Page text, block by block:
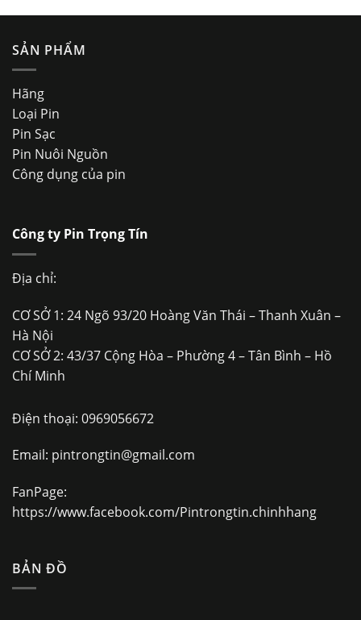
SẢN PHẨM
Hãng
Loại Pin
Pin Sạc
Pin Nuôi Nguồn
Công dụng của pin
Công ty Pin Trọng Tín
Địa chỉ:
CƠ SỞ 1: 24 Ngõ 93/20 Hoàng Văn Thái – Thanh Xuân –
Hà Nội
CƠ SỞ 2: 43/37 Cộng Hòa – Phường 4 – Tân Bình – Hồ
Chí Minh
Điện thoại: 0969056672
Email: pintrongtin@gmail.com
FanPage:
https://www.facebook.com/Pintrongtin.chinhhang
BẢN ĐỒ